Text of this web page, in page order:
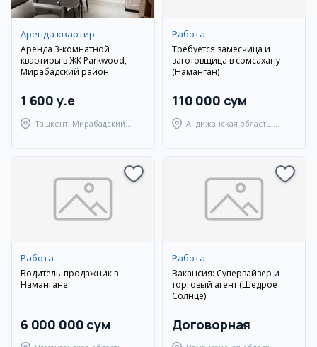
Аренда квартир
Аренда 3-комнатной
квартиры в ЖК Parkwood,
Мирабадский район
1 600 y.e
Ташкент, Мирабадский
Работа
Требуется замесчица и
заготовщица в сомсахану
(Наманган)
110 000 сум
Андижанская область,
Работа
Водитель-продажник в
Намангане
6 000 000 сум
Работа
Вакансия: Супервайзер и
торговый агент (Шедрое
Солнце)
Договорная